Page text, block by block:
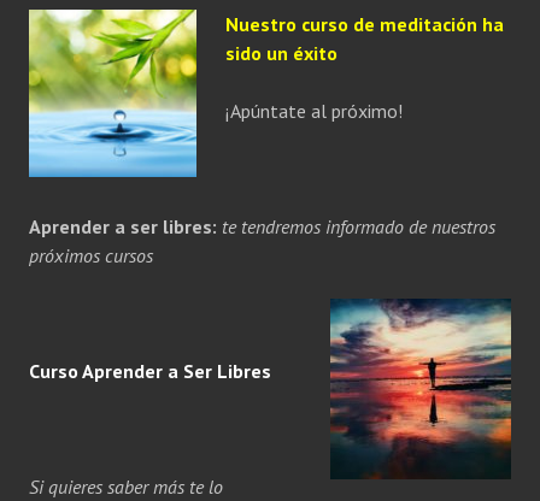
Nuestro curso de meditación ha
sido un éxito
¡Apúntate al próximo!
Aprender a ser libres: te tendremos informado de nuestros
próximos cursos
Curso Aprender a Ser Libres
Si quieres saber más te lo